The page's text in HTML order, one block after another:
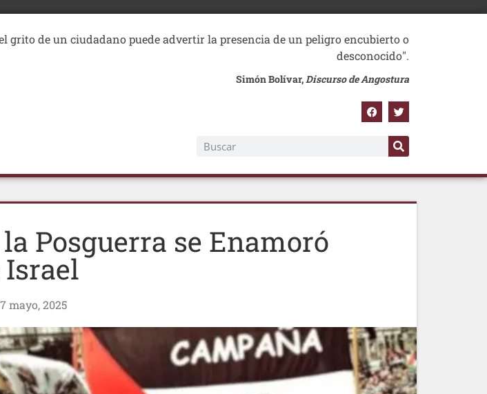
grito de un ciudadano puede advertir la presencia de un peligro encubierto o
desconocido".
Simón Bolívar,Discurso de Angostura
Posguerra se Enamoró
Israel
mayo, 2025